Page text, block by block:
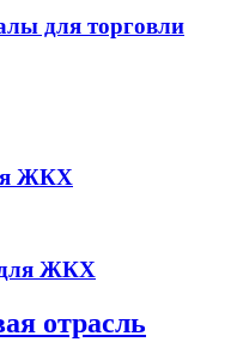
для торговли
ЖКХ
ЖКХ
отрасль